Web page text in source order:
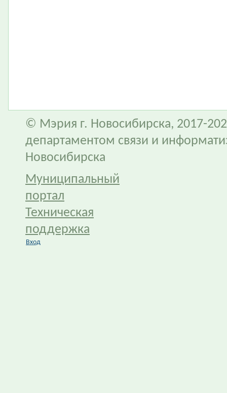
© Мэрия г. Новосибирска, 2017-
департаментом связи и
Новосибирска
Муниципальный
портал
Техническая
поддержка
Вход